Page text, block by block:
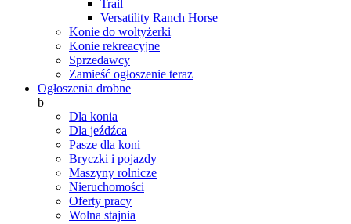
Trail
Versatility Ranch Horse
Konie do woltyżerki
Konie rekreacyjne
Sprzedawcy
Zamieść ogłoszenie teraz
Ogłoszenia drobne
b
Dla konia
Dla jeźdźca
Pasze dla koni
Bryczki i pojazdy
Maszyny rolnicze
Nieruchomości
Oferty pracy
Wolna stajnia